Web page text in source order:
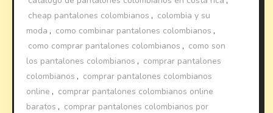
cheap pantalones colombianos , colombia y su
moda , como combinar pantalones colombianos ,
como comprar pantalones colombianos , como son
los pantalones colombianos , comprar pantalones
colombianos , comprar pantalones colombianos
online , comprar pantalones colombianos online
baratos , comprar pantalones colombianos por